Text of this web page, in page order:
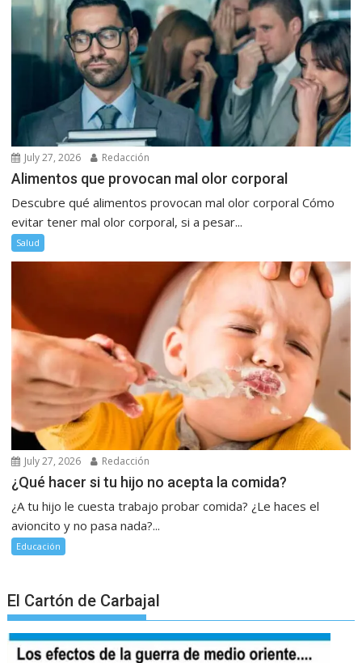
July 27, 2026 Redacción
Alimentos que provocan mal olor corporal
Descubre qué alimentos provocan mal olor corporal Cómo
evitar tener mal olor corporal, si a pesar...
Salud
July 27, 2026 Redacción
¿Qué hacer si tu hijo no acepta la comida?
¿A tu hijo le cuesta trabajo probar comida? ¿Le haces el
avioncito y no pasa nada?...
Educación
El Cartón de Carbajal